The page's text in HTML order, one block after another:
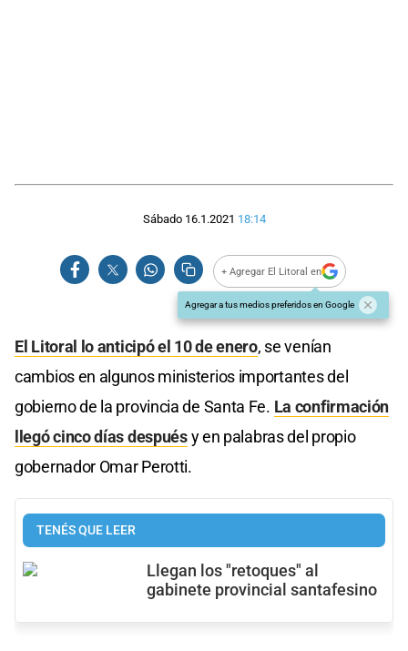
Sábado 16.1.2021 18:14
+ Agregar El Litoral en
Agregar a tus medios preferidos en Google
El Litoral lo anticipó el 10 de enero, se venían
cambios en algunos ministerios importantes del
gobierno de la provincia de Santa Fe. La confirmación
llegó cinco días despuésy en palabras del propio
gobernador Omar Perotti.
TENÉS QUE LEER
Llegan los "retoques" al
gabinete provincial santafesino